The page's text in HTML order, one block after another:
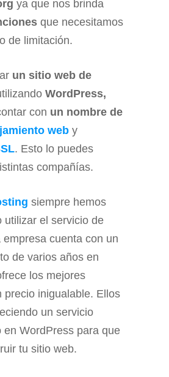
ya que nos brinda
que necesitamos
de limitación.
un sitio web de
WordPress,
con un nombre de
web y
. Esto lo puedes
compañías.
siempre hemos
utilizar el servicio de
empresa cuenta con un
de varios años en
los mejores
precio inigualable. Ellos
un servicio
en WordPress para que
tu sitio web.